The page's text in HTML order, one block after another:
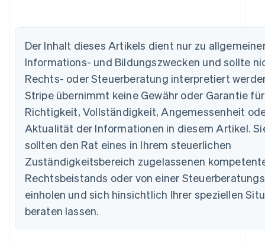
Der Inhalt dieses Artikels dient nur zu
Informations- und Bildungszwecken und sollte
Rechts- oder Steuerberatung interpretiert
Stripe übernimmt keine Gewähr oder Garantie
Richtigkeit, Vollständigkeit, Angemessenheit
Aktualität der Informationen in diesem Artikel.
sollten den Rat eines in Ihrem steuerlichen
Zuständigkeitsbereich zugelassenen
Rechtsbeistands oder von einer
einholen und sich hinsichtlich Ihrer speziellen
beraten lassen.
Australien
English
Belgien
NederlandsFrançaisDeutschEnglish
Brasilien
PortuguêsEnglish
Bulgarien
English
Dänemark
English
Deutschland
Estland
English